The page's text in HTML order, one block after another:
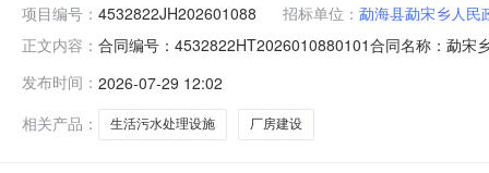
项目编号： 4532822JH202601088 招标单位： 勐海县勐宋乡人民
正文内容： 合同编号：4532822HT2026010880101合同名称：勐宋
同公告日期：2026-07-29代理机构：西双版纳鑫瑞工程
发布时间： 2026-07-29 12:02
相关产品：
生活污水处理设施 厂房建设